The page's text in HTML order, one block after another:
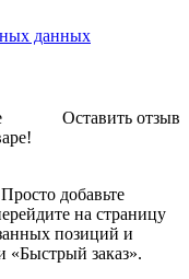
данных
Оставить отзыв
добавьте
на страницу
позиций и
«Быстрый заказ».